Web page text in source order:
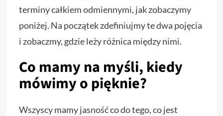
terminy całkiem odmiennymi, jak zobaczymy
poniżej. Na początek zdefiniujmy te dwa pojęcia
i zobaczmy, gdzie leży różnica między nimi.
Co mamy na myśli, kiedy
mówimy o pięknie?
Wszyscy mamy jasność co do tego, co jest